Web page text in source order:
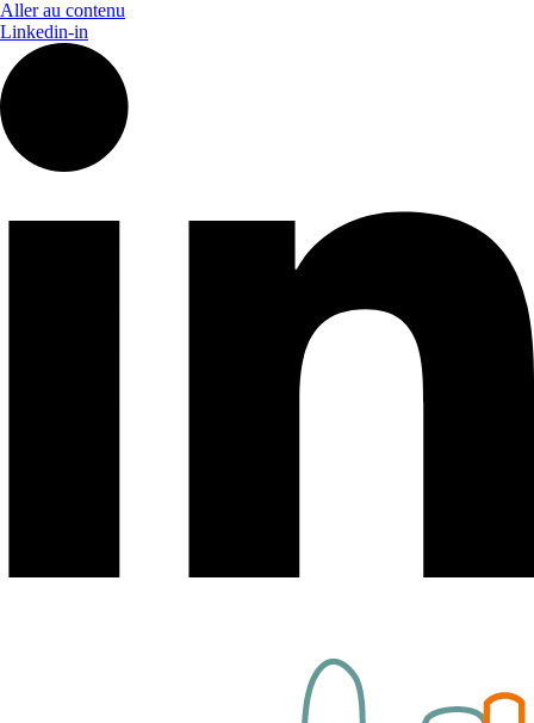
Aller au contenu
Linkedin-in